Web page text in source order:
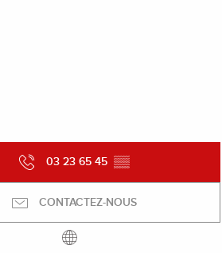
03 23 65 45 ▒▒
CONTACTEZ-NOUS